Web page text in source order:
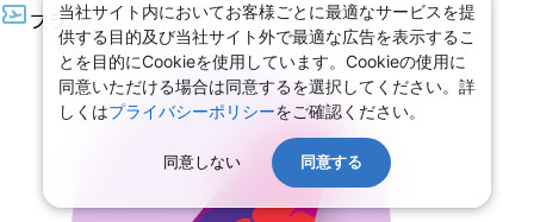
フライト
当社サイト内においてお客様ごとに最適なサービスを提
供する目的及び当社サイト外で最適な広告を表示するこ
とを目的にCookieを使用しています。Cookieの使用に
同意いただける場合は同意するを選択してください。詳
しくはプライバシーポリシーをご確認ください。
同意しない 同意する